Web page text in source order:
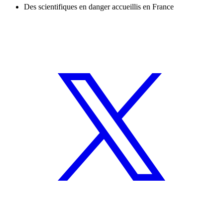
Des scientifiques en danger accueillis en France